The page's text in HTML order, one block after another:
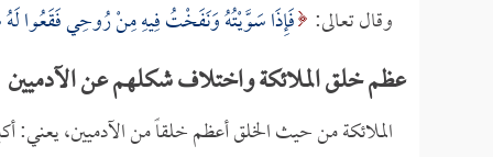
وقال تعالى: فَإِذَا سَوَّيْتُهُ وَنَفَخْتُ فِيهِ مِنْ رُوحِي فَقَعُوا
عظم خلق الملائكة واختلاف شكلهم عن الآدميين
الملائكة من حيث الخلق أعظم خلقاً من الآدميين،